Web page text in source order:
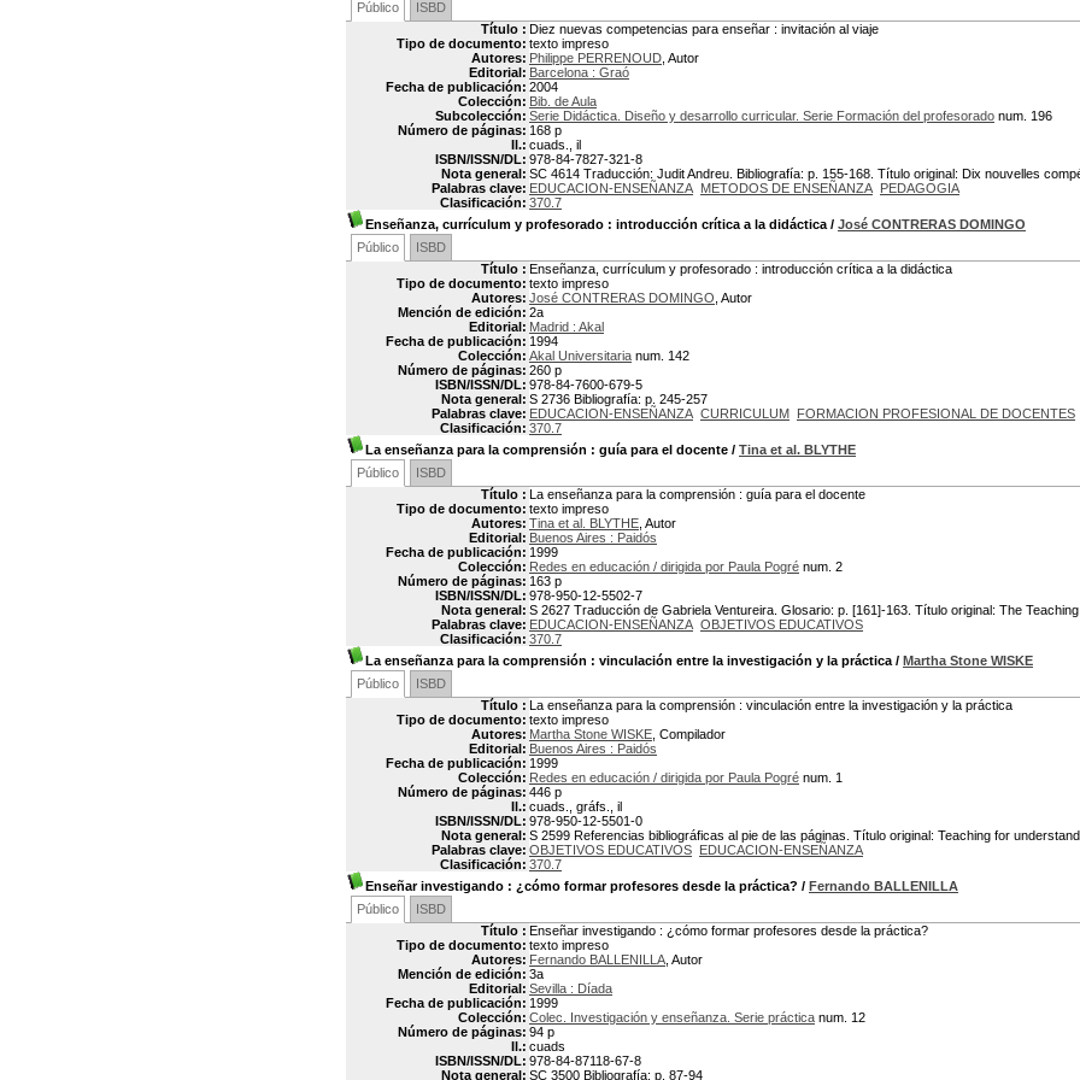
Público
ISBD
Título : Diez nuevas competencias para enseñar : invitación al viaje
Tipo de documento: texto impreso
Autores: Philippe PERRENOUD , Autor
Editorial: Barcelona : Graó
Fecha de publicación: 2004
Colección: Bib. de Aula
Subcolección: Serie Didáctica. Diseño y desarrollo curricular. Serie Formación del profesorado num. 196
Número de páginas: 168 p
Il.: cuads., il
ISBN/ISSN/DL: 978-84-7827-321-8
Nota general: SC 4614 Traducción: Judit Andreu. Bibliografía: p. 155-168. Título original: Dix nouvelles
Palabras clave: EDUCACION-ENSEÑANZA METODOS DE ENSEÑANZA PEDAGOGIA
Clasificación: 370.7
Enseñanza, currículum y profesorado : introducción crítica a la didáctica / José CONTRERAS DOMINGO
Público
ISBD
Título : Enseñanza, currículum y profesorado : introducción crítica a la didáctica
Tipo de documento: texto impreso
Autores: José CONTRERAS DOMINGO , Autor
Mención de edición: 2a
Editorial: Madrid : Akal
Fecha de publicación: 1994
Colección: Akal Universitaria num. 142
Número de páginas: 260 p
ISBN/ISSN/DL: 978-84-7600-679-5
Nota general: S 2736 Bibliografía: p. 245-257
Palabras clave: EDUCACION-ENSEÑANZA CURRICULUM FORMACION PROFESIONAL DE DOCENTES
Clasificación: 370.7
La enseñanza para la comprensión : guía para el docente / Tina et al. BLYTHE
Público
ISBD
Título : La enseñanza para la comprensión : guía para el docente
Tipo de documento: texto impreso
Autores: Tina et al. BLYTHE , Autor
Editorial: Buenos Aires : Paidós
Fecha de publicación: 1999
Colección: Redes en educación / dirigida por Paula Pogré num. 2
Número de páginas: 163 p
ISBN/ISSN/DL: 978-950-12-5502-7
Nota general: S 2627 Traducción de Gabriela Ventureira. Glosario: p. [161]-163. Título original: The
Palabras clave: EDUCACION-ENSEÑANZA OBJETIVOS EDUCATIVOS
Clasificación: 370.7
La enseñanza para la comprensión : vinculación entre la investigación y la práctica / Martha Stone WISKE
Público
ISBD
Título : La enseñanza para la comprensión : vinculación entre la investigación y la práctica
Tipo de documento: texto impreso
Autores: Martha Stone WISKE , Compilador
Editorial: Buenos Aires : Paidós
Fecha de publicación: 1999
Colección: Redes en educación / dirigida por Paula Pogré num. 1
Número de páginas: 446 p
Il.: cuads., gráfs., il
ISBN/ISSN/DL: 978-950-12-5501-0
Nota general: S 2599 Referencias bibliográficas al pie de las páginas. Título original: Teaching for
Palabras clave: OBJETIVOS EDUCATIVOS EDUCACION-ENSEÑANZA
Clasificación: 370.7
Enseñar investigando : ¿cómo formar profesores desde la práctica? / Fernando BALLENILLA
Público
ISBD
Título : Enseñar investigando : ¿cómo formar profesores desde la práctica?
Tipo de documento: texto impreso
Autores: Fernando BALLENILLA , Autor
Mención de edición: 3a
Editorial: Sevilla : Díada
Fecha de publicación: 1999
Colección: Colec. Investigación y enseñanza. Serie práctica num. 12
Número de páginas: 94 p
Il.: cuads
ISBN/ISSN/DL: 978-84-87118-67-8
Nota general: SC 3500 Bibliografía: p. 87-94